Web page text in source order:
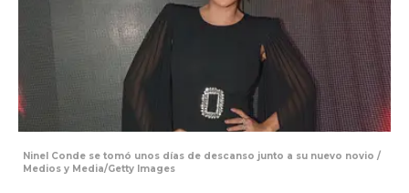
Ninel Conde se tomó unos días de descanso junto a su nuevo novio /
Medios y Media/Getty Images